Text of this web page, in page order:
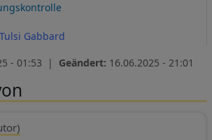
Tulsi Gabbard
- 01:53 | Geändert: 16.06.2025 - 21:01